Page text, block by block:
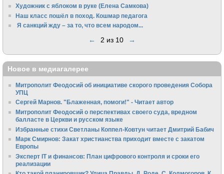
Художник с яблоком в руке (Елена Самкова)
Наш класс пошёл в поход. Кошмар педагога
Я санкций жду – за то, что всем народом...
← 2 из 10 →
Новое в медиагалерее
Митрополит Феодосий об инициативе скорого проведения Собора
УПЦ
Сергей Марнов. "Блаженная, помоги!" - Читает автор
Митрополит Феодосий о перспективах своего суда, вредном
балласте в Церкви и русском языке
Избранные стихи Светланы Коппел-Ковтун читает Дмитрий Бабич
Марк Смирнов: Закат христианства приходит вместе с закатом
Европы
Эксперт IT и финансов: План цифрового контроля и сроки его
реализации